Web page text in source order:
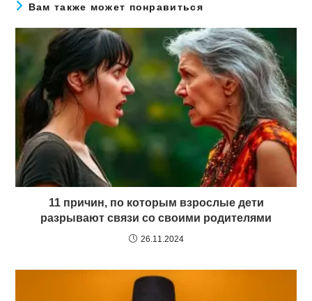
Вам также может понравиться
11 причин, по которым взрослые дети
разрывают связи со своими родителями
26.11.2024